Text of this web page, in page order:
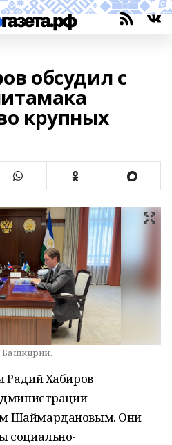
обсудил с
крупных
Башкирии.
Радий Хабиров
Шаймардановым. Они
социально-